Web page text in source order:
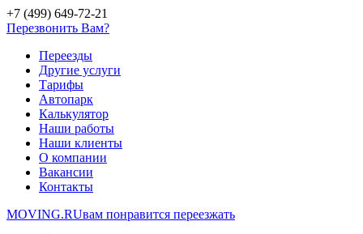
+7 (499) 649-72-21
Перезвонить Вам?
Переезды
Другие услуги
Тарифы
Автопарк
Калькулятор
Наши работы
Наши клиенты
О компании
Вакансии
Контакты
MOVING.RUвам понравится переезжать